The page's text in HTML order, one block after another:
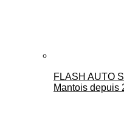
FLASH AUTO
Mantois depuis